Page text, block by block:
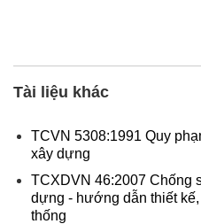
Tài liệu khác
TCVN 5308:1991 Quy
xây dựng
TCXDVN 46:2007 Chống
dựng - hướng dẫn thiết
thống